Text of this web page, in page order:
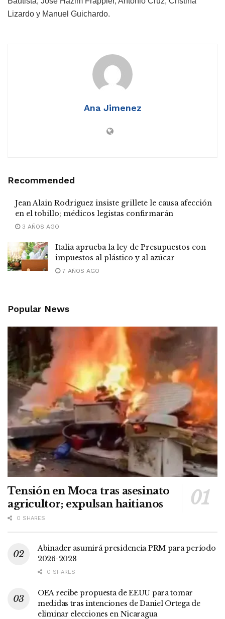
Lizardo y Manuel Guichardo.
Ana Jimenez
Recommended
Jean Alain Rodriguez insiste grillete le causa afección
en el tobillo; médicos legistas confirmarán
3 AÑOS AGO
Italia aprueba la ley de Presupuestos con
impuestos al plástico y al azúcar
7 AÑOS AGO
Popular News
Tensión en Moca tras asesinato
agricultor; expulsan haitianos
0 SHARES
Abinader asumirá presidencia PRM para período
2026-2028
0 SHARES
OEA recibe propuesta de EEUU para tomar
medidas tras intenciones de Daniel Ortega de
eliminar elecciones en Nicaragua